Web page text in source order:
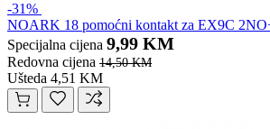
-31%
NOARK 18 pomoćni kontakt za EX9C
Specijalna cijena 9,99 KM
Redovna cijena 14,50 KM
Ušteda 4,51 KM